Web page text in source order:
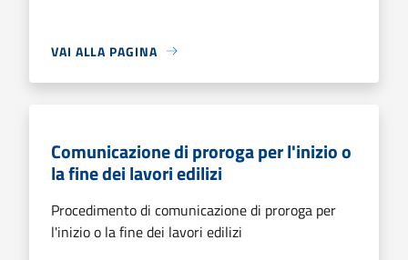
VAI ALLA PAGINA
Comunicazione di proroga per l'inizio o
la fine dei lavori edilizi
Procedimento di comunicazione di proroga per
l'inizio o la fine dei lavori edilizi